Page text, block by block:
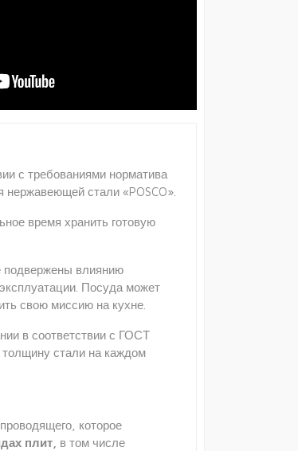
с требованиями норматива
нержавеющей стали «POSCO».
время хранить готовую
подвержены влиянию
Посуда может
свою миссию на кухне.
в соответствии с ГОСТ
стали на каждом
которое
плит, в том числе